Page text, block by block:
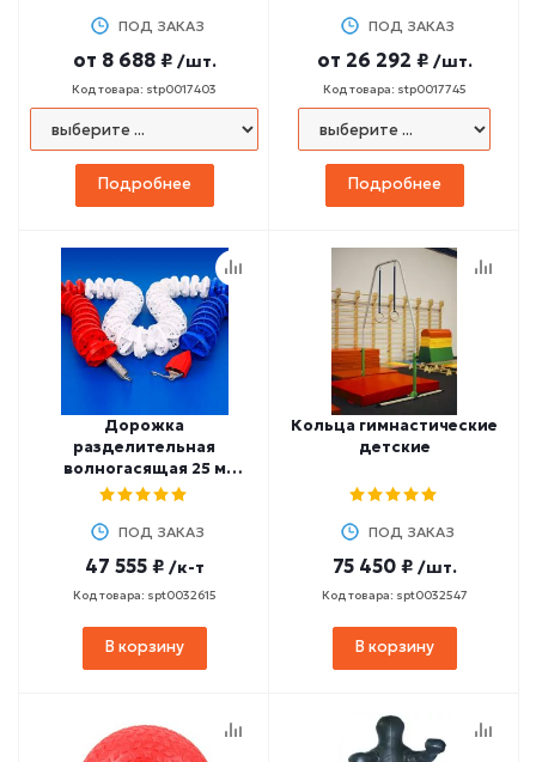
ПОД ЗАКАЗ
от 8 688 ₽ /шт.
Код товара: stp0017403
Подробнее
ПОД ЗАКАЗ
от 26 292 ₽ /шт.
Код товара: stp0017745
Подробнее
Дорожка
разделительная
волногасящая 25 м
d=100 мм СТАНДАРТ
разборе)
ПОД ЗАКАЗ
47 555 ₽ /к-т
Код товара: spt0032615
В корзину
Кольца гимнастические
детские
ПОД ЗАКАЗ
75 450 ₽ /шт.
Код товара: spt0032547
В корзину